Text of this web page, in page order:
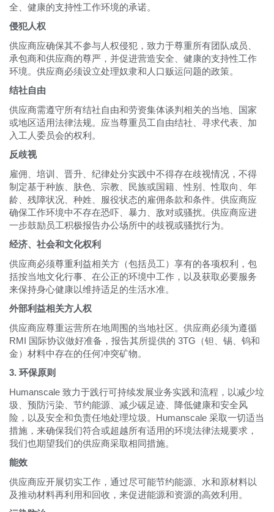
注册 创建账号
全、健康的支持性工作环境的承诺。
侵犯人权
供应商应确保其不参与人权侵犯，致力于尊重所有团队成员、
承包商和供应商的尊严，并促进营造安全、健康的支持性工作
环境。供应商必须设立处理奴隶和人口贩运问题的政策。
结社自由
供应商需遵守所有结社自由和劳资集体谈判相关的当地、国家
或地区适用法律法规。应当尊重员工自由结社、寻求代表、加
入工人委员会的权利。
反歧视
雇佣、培训、晋升、纪律处分实践中不得存在歧视情况，不得
制定基于种族、肤色、宗教、民族或国籍、性别、性取向、年
龄、残障状况、种姓、服役状态的雇佣条款和条件。供应商应
确保工作环境中不存在恐吓、暴力、敌对或骚扰。供应商应进
一步鼓励员工积极报告办公场所中的歧视或骚扰行为。
经济、社会和文化权利
供应商必须尊重利益相关方（包括员工）享有的各项权利，包
括按当地文化行事、在公正的环境中工作，以及获取必要服务
来保持身心健康以维持适足的生活水准。
外部利益相关方人权
供应商应尊重运营所在地周围的当地社区。供应商必须为遵循
RMI 国际协议做好准备，报告其所提供的 3TG（钽、锡、钨和
金）材料中存在的任何冲突矿物。
3. 环保原则
Humanscale 致力于践行可持续发展业务实践和流程，以减少垃
圾、预防污染、节约能源、减少碳足迹、降低健康和安全风
险，以及安全和负责任地处理垃圾。Humanscale 采取一切适当
措施，来确保我们符合或超越所有适用的环境法律法规要求，
我们也期望我们的供应商采取相同措施。
能效
供应商应开展切实工作，通过尽可能节约能源、水和原材料以
及推动材料再利用和回收，来促进能源和资源的高效利用。